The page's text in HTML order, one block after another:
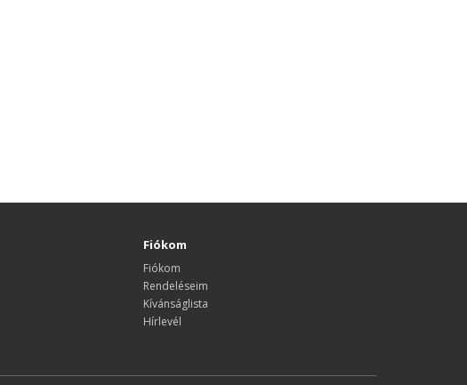
Fiókom
Fiókom
Rendeléseim
Kívánságlista
Hírlevél